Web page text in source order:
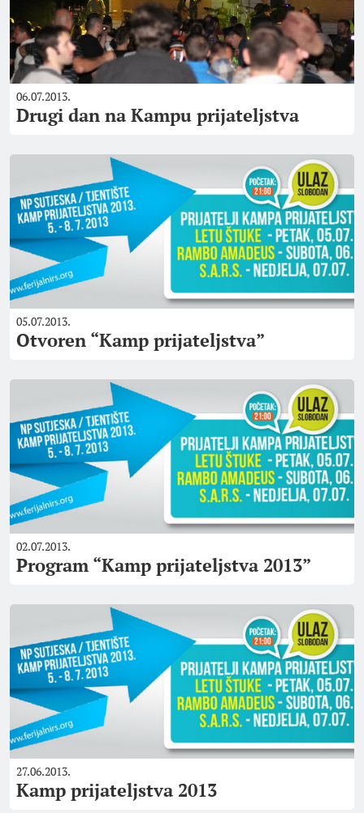
06.07.2013.
Drugi dan na Kampu prijateljstva
05.07.2013.
Otvoren “Kamp prijateljstva”
02.07.2013.
Program “Kamp prijateljstva 2013”
27.06.2013.
Kamp prijateljstva 2013